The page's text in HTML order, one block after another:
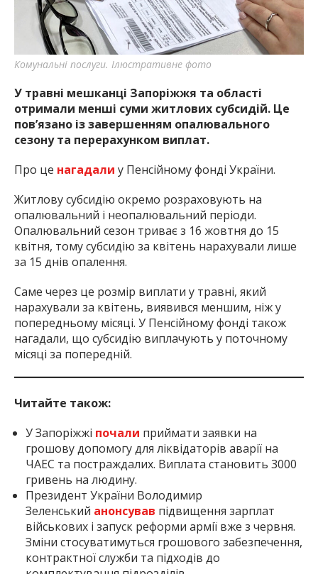
найважливішу інформацію про події
міста Запоріжжя та області.
Комунальні послуги. Ілюстративне фото
У травні мешканці Запоріжжя та області
отримали менші суми житлових субсидій. Це
пов’язано із завершенням опалювального
сезону та перерахунком виплат.
Про це нагадали у Пенсійному фонді України.
Житлову субсидію окремо розраховують на
опалювальний і неопалювальний періоди.
Опалювальний сезон триває з 16 жовтня до 15
квітня, тому субсидію за квітень нарахували лише
за 15 днів опалення.
Саме через це розмір виплати у травні, який
нарахували за квітень, виявився меншим, ніж у
попередньому місяці. У Пенсійному фонді також
нагадали, що субсидію виплачують у поточному
місяці за попередній.
Читайте також:
У Запоріжжі почали приймати заявки на
грошову допомогу для ліквідаторів аварії на
ЧАЕС та постраждалих. Виплата становить 3000
гривень на людину.
Президент України Володимир
Зеленський анонсував підвищення зарплат
військових і запуск реформи армії вже з червня.
Зміни стосуватимуться грошового забезпечення,
контрактної служби та підходів до